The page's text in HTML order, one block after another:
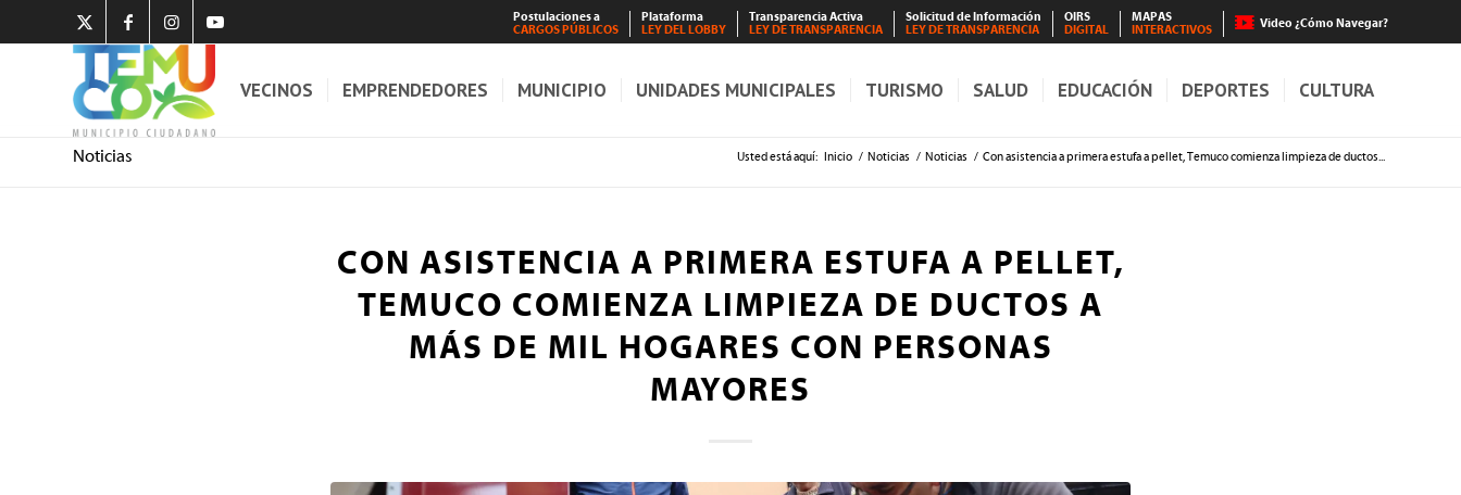
Postulaciones a
CARGOS PÚBLICOS
Plataforma
LEY DEL LOBBY
Transparencia Activa
LEY DE TRANSPARENCIA
Solicitud de Información
LEY DE TRANSPARENCIA
OIRS
DIGITAL
MAPAS
INTERACTIVOS
Video ¿Cómo Navegar?
VECINOS EMPRENDEDORES MUNICIPIO UNIDADES MUNICIPALES TURISMO SALUD EDUCACIÓN DEPORTES CULTURA
Noticias Usted está aquí: Inicio / Noticias / Noticias / Con asistencia a primera estufa a pellet, Temuco comienza limpieza de ductos...
CON ASISTENCIA A PRIMERA ESTUFA A PELLET,
TEMUCO COMIENZA LIMPIEZA DE DUCTOS A
MÁS DE MIL HOGARES CON PERSONAS
MAYORES